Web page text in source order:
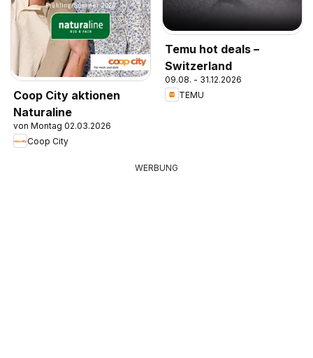
Coop City aktionen
Naturaline
von Montag 02.03.2026
Coop City
Temu hot deals –
Switzerland
09.08. - 31.12.2026
TEMU
WERBUNG